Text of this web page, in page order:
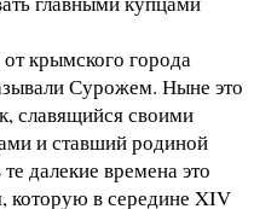
крымского города
Сурожем. Ныне это
славящийся своими
и ставший родиной
далекие времена это
которую в середине XIV